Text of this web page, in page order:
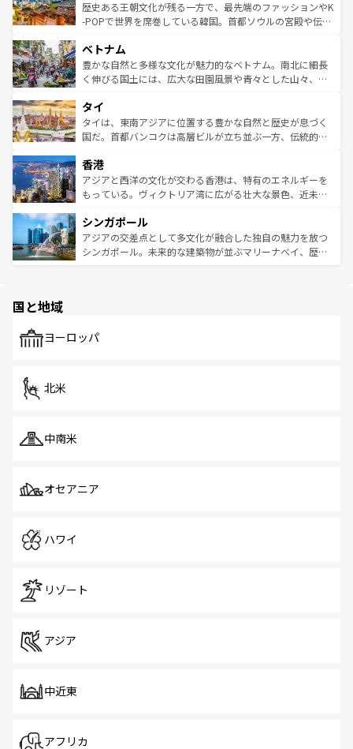
はコンテンツ一覧を参照してほしい。
ビング、ハイキングなど、アウトドア好きにはたまらな
い。オーストラリアの多彩な魅力を存分に味わいつくそ
参照してほしい。
と山間の静けさが共存しており、訪れる人に新しい発見と
驚きをもたらしてくれる。また、奥深い台湾の食文化も魅
容にもいいと評判のスイーツなど、バラエティ豊かな料理
が味わえる。 なお、新着の台湾情報は コンテンツ一覧を参
照してほしい。
歴史ある王朝文化が残る一方で、最先端のファッションやK
-POPで世界を席巻している韓国。首都ソウルの宮殿や伝統
き、地方に足を延ばせば四季折々の自然美を楽しむことが
できる。そして、キムチや焼肉、絶品のストリートフード
まで、さまざまな韓国料理が待っている。夜には、韓国な
リティに包まれながら、韓国の多彩な魅力を心ゆくまで味
わってみてほしい。 なお、新着の韓国情報はコンテンツ一
覧を参照してほしい。
ベトナム
豊かな自然と多様な文化が魅力的なベトナム。南北に細長
く伸びる国土には、広大な田園風景や青々とした山々、世
急速な発展と共に伝統が息づく。ハノイの古い町並みやホ
ーチミン市のフランス統治時代の建物も、独特の雰囲気を
醸し出している。また、バラエティの豊かさとおいしさで
とつ。フォーやバインミー、ベトナムコーヒーなどは、ぜ
ひ現地で味わいたい。どの地域を訪れてもあたたかい人々
が旅行者を迎えてくれるので、きっと忘れられない旅にな
参照してほしい。
タイ
タイは、東南アジアに位置する豊かな自然と歴史が息づく
国だ。首都バンコクは高層ビルが立ち並ぶ一方、伝統的な
の活気が交差している。北部ではチェンマイなどの山岳地
帯で自然と触れ合い、南部ではプーケットやクラビの美し
いビーチでリゾート気分を楽しむことができる。タイ料理
激する。気候は一年中温暖で、どの季節にも異なる楽しみ
が待っている。親しみやすいタイの人々、仏教を中心とし
た文化、そして多様な観光資源が、訪れる旅人を魅了し続
香港
アジアと西洋の文化が交わる香港は、特有のエネルギーを
もっている。ヴィクトリア湾に広がる壮大な景色、近未来
み、どこを訪れても感動するはず。観光スポットが密集し
ており、効率よく見どころを回れるのも魅力。息をのむよ
うな絶景から文化的な体験まで、香港を存分に楽しみ尽く
シンガポール
アジアの交差点として多文化が融合した独自の魅力を放つ
シンガポール。未来的な建築物が並ぶマリーナベイ、歴史
で、ホーカーズは地元の風情を楽しめる外せないスポット
国と地域
ヨーロッパ
北米
中南米
オセアニア
ハワイ
リゾート
アジア
中近東
アフリカ